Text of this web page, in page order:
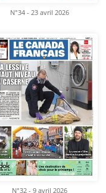
N°34 - 23 avril 2026
N°32 - 9 avril 2026